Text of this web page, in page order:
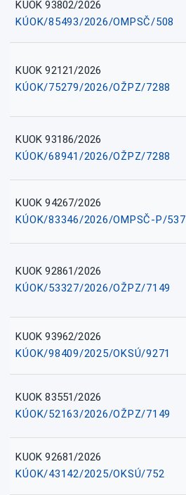
KUOK 93802/2026
KÚOK/85493/2026/OMPSČ/508
KUOK 92121/2026
KÚOK/75279/2026/OŽPZ/7288
KUOK 93186/2026
KÚOK/68941/2026/OŽPZ/7288
KUOK 94267/2026
KÚOK/83346/2026/OMPSČ-P/537
KUOK 92861/2026
KÚOK/53327/2026/OŽPZ/7149
KUOK 93962/2026
KÚOK/98409/2025/OKSÚ/9271
KUOK 83551/2026
KÚOK/52163/2026/OŽPZ/7149
KUOK 92681/2026
KÚOK/43142/2025/OKSÚ/752